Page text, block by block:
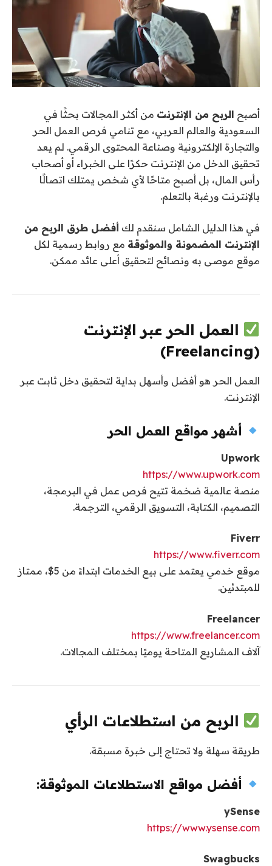
أصبح الربح من الإنترنت من أكثر المجالات بحثًا في
السعودية والعالم العربي، مع تنامي فرص العمل الحر
والتجارة الإلكترونية وصناعة المحتوى الرقمي. لم يعد
تحقيق الدخل من الإنترنت حكرًا على الخبراء أو أصحاب
رأس المال، بل أصبح متاحًا لأي شخص يمتلك اتصالًا
بالإنترنت ورغبة بالتعلم.
في هذا الدليل الشامل سنقدم لك أفضل طرق الربح من
الإنترنت المضمونة والموثوقة مع روابط رسمية لكل
موقع موصى به ونصائح لتحقيق أعلى عائد ممكن.
العمل الحر عبر الإنترنت
(Freelancing)
العمل الحر هو أفضل وأسهل بداية لتحقيق دخل ثابت عبر
الإنترنت.
أشهر مواقع العمل الحر
Upwork
https://www.upwork.com
منصة عالمية ضخمة تتيح فرص عمل في البرمجة،
التصميم، الكتابة، التسويق الرقمي، الترجمة.
Fiverr
https://www.fiverr.com
موقع خدمي يعتمد على بيع الخدمات ابتداءً من 5$، ممتاز
للمبتدئين.
Freelancer
https://www.freelancer.com
آلاف المشاريع المتاحة يوميًا بمختلف المجالات.
الربح من استطلاعات الرأي
طريقة سهلة ولا تحتاج إلى خبرة مسبقة.
أفضل مواقع الاستطلاعات الموثوقة:
ySense
https://www.ysense.com
Swagbucks